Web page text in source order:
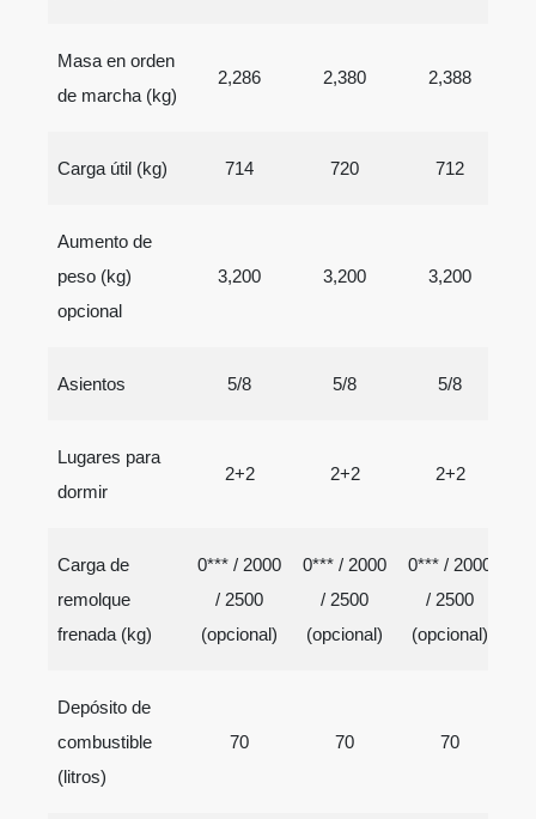
Masa en orden
de marcha (kg)
2,286 2,380 2,388
Carga útil (kg) 714 720 712
Aumento de
peso (kg)
opcional
3,200 3,200 3,200
Asientos 5/8 5/8 5/8
Lugares para
dormir
2+2 2+2 2+2
Carga de
remolque
frenada (kg)
0*** / 2000
/ 2500
(opcional)
0*** / 2000
/ 2500
(opcional)
0*** / 2000
/ 2500
(opcional)
Depósito de
combustible
(litros)
70 70 70